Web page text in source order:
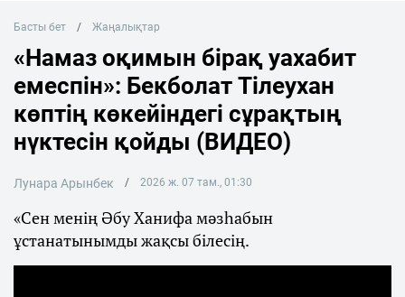
Басты бет Жаңалықтар
«Намаз оқимын бірақ уахабит
емеспін»: Бекболат Тілеухан
көптің көкейіндегі сұрақтың
нүктесін қойды (ВИДЕО)
Лунара Арынбек 2026 ж. 07 там., 01:30
«Сен менің Әбу Ханифа мәзһабын
ұстанатынымды жақсы білесің.